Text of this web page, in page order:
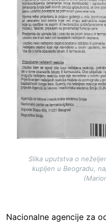
Slika uputstva o
kupljen u Beogradu,
Nacionalne agencije za